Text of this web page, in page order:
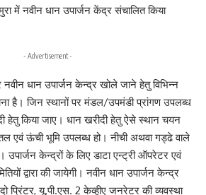
में नवीन धान उपार्जन केंद्र संचालित किया
- Advertisement -
धान उपार्जन केन्द्र खोले जाने हेतु विभिन्न
है। जिन स्थानों पर मंडल/उपमंडी प्रांगण उपलब्ध
हेतु किया जाए। धान खरीदी हेतु ऐसे स्थान चयन
एवं ऊंची भूमि उपलब्ध हो। नीची अथवा गड्ढे वाले
उपार्जन केन्द्रों के लिए डाटा एन्ट्री ऑपरेटर एवं
द्वारा की जायेगी। नवीन धान उपार्जन केन्द्र
प्रिंटर, यू.पी.एस. 2 केव्हीए जनरेटर की व्यवस्था